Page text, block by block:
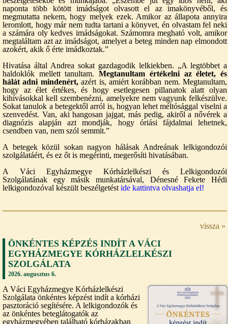
naponta több kötött imádságot olvasott el az imakönyvéből, és
megmutatta nekem, hogy melyek ezek. Amikor az állapota annyira
leromlott, hogy már nem tudta tartani a könyvet, én olvastam fel neki
a számára oly kedves imádságokat. Számomra megható volt, amikor
megtaláltam azt az imádságot, amelyet a beteg minden nap elmondott
azokért, akik ő érte imádkoztak.”
Hivatása által Andrea sokat gazdagodik lelkiekben. „A legtöbbet a
haldoklók mellett tanultam.Megtanultam értékelni az életet, és
hálát adni mindenért,azért is, amiért korábban nem. Megtanultam,
hogy az élet értékes, és hogy esetlegesen pillanatok alatt olyan
kihívásokkal kell szembenézni, amelyekre nem vagyunk felkészülve.
Sokat tanulok a betegektől arról is, hogyan lehet méltósággal viselni a
szenvedést. Van, aki hangosan jajgat, más pedig, akiről a nővérek a
diagnózis alapján azt mondják, hogy óriási fájdalmai lehetnek,
csendben van, nem szól semmit.”
A betegek közül sokan nagyon hálásak Andreának lelkigondozói
szolgálatáért, és ez őt is megérinti, megerősíti hivatásában.
A Váci Egyházmegye Kórházlelkészi és Lelkigondozói
Szolgálatának egy másik munkatársával, Dénesné Fekete Hédi
lelkigondozóval készült beszélgetést ide kattintva olvashatja el!
vissza »
ÖNKÉNTES KÉPZÉS INDÍT A VÁCI
EGYHÁZMEGYE KÓRHÁZLELKÉSZI
SZOLGÁLATA
2026. augusztus 6.
A Váci Egyházmegye Kórházlelkészi
Szolgálata önkéntes képzést indít a kórházi
pasztoráció segítésére. A lelkigondozók és
az önkéntes beteglátogatók az
egyházmegyében található kórházakban